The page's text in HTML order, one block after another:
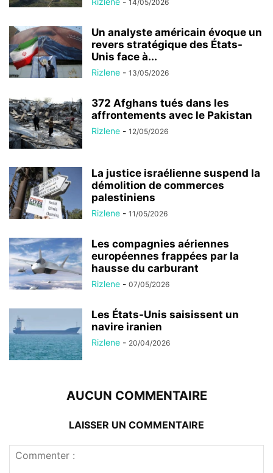
14/05/2026
Un analyste américain évoque un
revers stratégique des États-
Unis face à...
Rizlene - 13/05/2026
372 Afghans tués dans les
affrontements avec le Pakistan
Rizlene - 12/05/2026
La justice israélienne suspend la
démolition de commerces
palestiniens
Rizlene - 11/05/2026
Les compagnies aériennes
européennes frappées par la
hausse du carburant
Rizlene - 07/05/2026
Les États-Unis saisissent un
navire iranien
Rizlene - 20/04/2026
AUCUN COMMENTAIRE
LAISSER UN COMMENTAIRE